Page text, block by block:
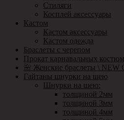
Стиляги
Косплей аксессуары
Кастом
Кастом аксессуары
Кастом одежда
Браслеты с черепом
Прокат карнавальных
🌺 Женские браслеты \ NEW
Гайтаны шнурки на шею
Шнурки на шею:
толщиной 2мм
толщиной 3мм
толщиной 4мм